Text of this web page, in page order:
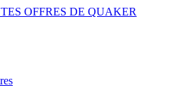
OFFRES DE QUAKER